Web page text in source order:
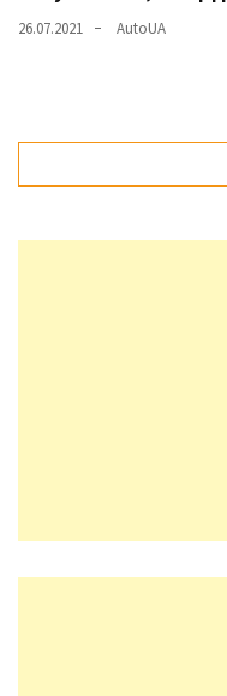
26.07.2021 AutoUA